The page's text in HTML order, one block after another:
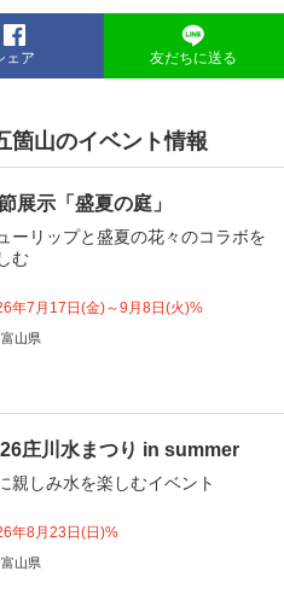
ェア 友だちに送る
箇山のイベント情報
展示「盛夏の庭」
ーリップと盛夏の花々のコラボを
む
年7月17日(金)～9月8日(火)%
富山県
庄川水まつり in summer
親しみ水を楽しむイベント
年8月23日(日)%
富山県